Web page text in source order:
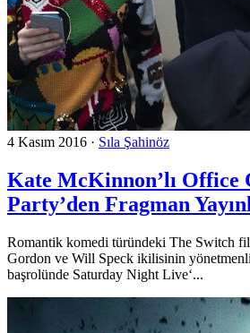
4 Kasım 2016 · Sıla Şahinöz
Kate McKinnon’lı Office
Party’den Fragman
Romantik komedi türündeki The Switch
Gordon ve Will Speck ikilisinin
başrolünde Saturday Night Live‘...